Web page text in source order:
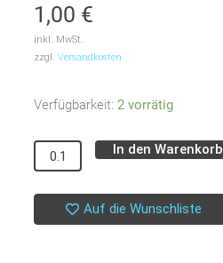
1,00 €
inkl. MwSt.
zzgl. Versandkosten
Verfügbarkeit: 2 vorrätig
Endlosreißverschluss
spiralförmig
3
mm
//
In den Warenkorb
Auf die Wunschliste